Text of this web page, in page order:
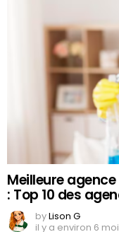
Meilleure
: Top 10 des
byLison G
il y a environ 6